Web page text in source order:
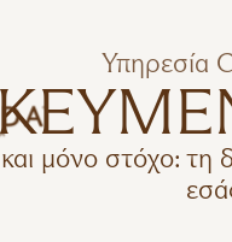
Υπηρεσία
μόνο στόχο: τη